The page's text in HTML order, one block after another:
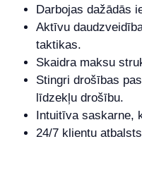
Darbojas dažādās
Aktīvu
taktikas.
Skaidra maksu
Stingri drošības
līdzekļu drošību.
Intuitīva saskarne,
24/7 klientu